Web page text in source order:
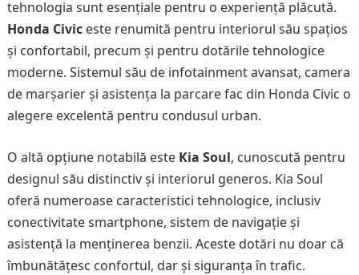
tehnologia sunt esențiale pentru o experiență plăcută.
Honda Civiceste renumită pentru interiorul său spațios
și confortabil, precum și pentru dotările tehnologice
moderne. Sistemul său de infotainment avansat, camera
de marșarier și asistența la parcare fac din Honda Civic o
alegere excelentă pentru condusul urban.
O altă opțiune notabilă este Kia Soul, cunoscută pentru
designul său distinctiv și interiorul generos. Kia Soul
oferă numeroase caracteristici tehnologice, inclusiv
conectivitate smartphone, sistem de navigație și
asistență la menținerea benzii. Aceste dotări nu doar că
îmbunătățesc confortul, dar și siguranța în trafic.